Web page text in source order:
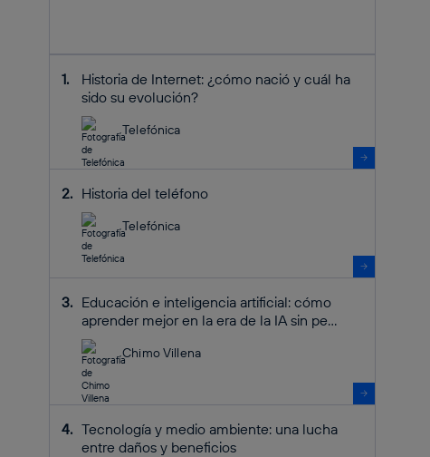
Historia de Internet: ¿cómo nació y cuál ha
sido su evolución?
Telefónica
Historia del teléfono
Telefónica
Educación e inteligencia artificial: cómo
aprender mejor en la era de la IA sin pe...
Chimo Villena
Tecnología y medio ambiente: una lucha
entre daños y beneficios